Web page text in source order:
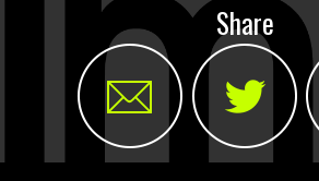
Share